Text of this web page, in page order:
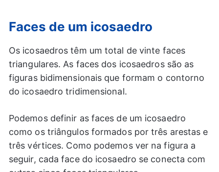
Faces de um icosaedro
Os icosaedros têm um total de vinte faces
triangulares. As faces dos icosaedros são as
figuras bidimensionais que formam o contorno
do icosaedro tridimensional.
Podemos definir as faces de um icosaedro
como os triângulos formados por três arestas e
três vértices. Como podemos ver na figura a
seguir, cada face do icosaedro se conecta com